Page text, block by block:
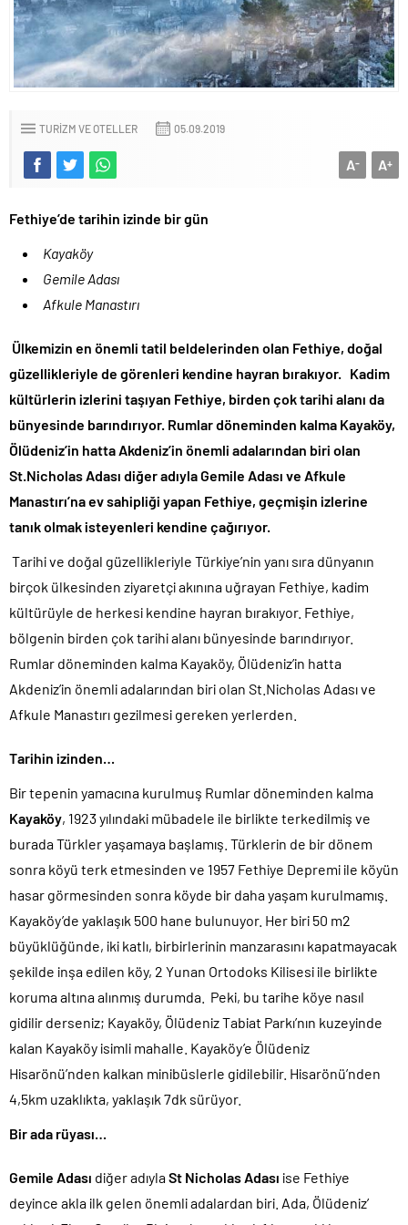
TURIZM VE OTELLER 05.09.2019
A+
A-
Fethiye’de tarihin izinde bir gün
Kayaköy
Gemile Adası
Afkule Manastırı
Ülkemizin en önemli tatil beldelerinden olan Fethiye, doğal
güzellikleriyle de görenleri kendine hayran bırakıyor. Kadim
kültürlerin izlerini taşıyan Fethiye, birden çok tarihi alanı da
bünyesinde barındırıyor. Rumlar döneminden kalma Kayaköy,
Ölüdeniz’in hatta Akdeniz’in önemli adalarından biri olan
St.Nicholas Adası diğer adıyla Gemile Adası ve Afkule
Manastırı’na ev sahipliği yapan Fethiye, geçmişin izlerine
tanık olmak isteyenleri kendine çağırıyor.
Tarihi ve doğal güzellikleriyle Türkiye’nin yanı sıra dünyanın
birçok ülkesinden ziyaretçi akınına uğrayan Fethiye, kadim
kültürüyle de herkesi kendine hayran bırakıyor. Fethiye,
bölgenin birden çok tarihi alanı bünyesinde barındırıyor.
Rumlar döneminden kalma Kayaköy, Ölüdeniz’in hatta
Akdeniz’in önemli adalarından biri olan St.Nicholas Adası ve
Afkule Manastırı gezilmesi gereken yerlerden.
Tarihin izinden…
Bir tepenin yamacına kurulmuş Rumlar döneminden kalma
Kayaköy, 1923 yılındaki mübadele ile birlikte terkedilmiş ve
burada Türkler yaşamaya başlamış. Türklerin de bir dönem
sonra köyü terk etmesinden ve 1957 Fethiye Depremi ile köyün
hasar görmesinden sonra köyde bir daha yaşam kurulmamış.
Kayaköy’de yaklaşık 500 hane bulunuyor. Her biri 50 m2
büyüklüğünde, iki katlı, birbirlerinin manzarasını kapatmayacak
şekilde inşa edilen köy, 2 Yunan Ortodoks Kilisesi ile birlikte
koruma altına alınmış durumda. Peki, bu tarihe köye nasıl
gidilir derseniz; Kayaköy, Ölüdeniz Tabiat Parkı’nın kuzeyinde
kalan Kayaköy isimli mahalle. Kayaköy’e Ölüdeniz
Hisarönü’nden kalkan minibüslerle gidilebilir. Hisarönü’nden
4,5km uzaklıkta, yaklaşık 7dk sürüyor.
Bir ada rüyası…
Gemile Adası diğer adıylaSt Nicholas Adası ise Fethiye
deyince akla ilk gelen önemli adalardan biri. Ada, Ölüdeniz’